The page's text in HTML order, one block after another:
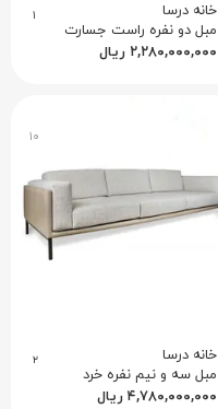
خانه درسا ۱
مبل دو نفره راست جسارت
۲,۲۸۰,۰۰۰,۰۰۰ ریال
۱۰
خانه درسا ۲
مبل سه و نیم نفره خرد
۴,۷۸۰,۰۰۰,۰۰۰ ریال